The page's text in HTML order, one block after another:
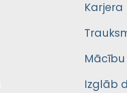
Karjera
Izglāb